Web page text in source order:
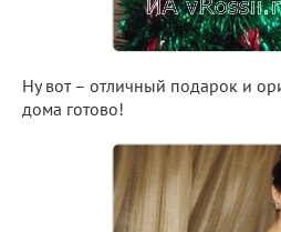
Ну вот – отличный подарок и
дома готово!